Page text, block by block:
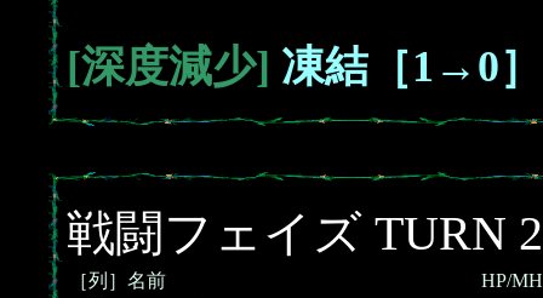
[深度減少] 凍結［1→0］
戦闘フェイズ TURN 2
［列］名前
HP/